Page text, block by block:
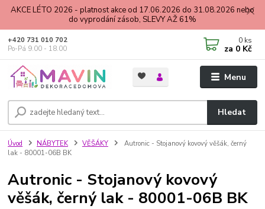
AKCE LÉTO 2026 - platnost akce od 17.06.2026 do 31.08.2026 nebo
do vyprodání zásob, SLEVY AŽ 61%
Menu
Hledat
+420 731 010 702
Po-Pá 9.00 - 18.00
0 ks
za 0 Kč
Úvod NÁBYTEK VĚŠÁKY
Autronic - Stojanový kovový věšák, černý
lak - 80001-06B BK
Autronic - Stojanový kovový
věšák, černý lak - 80001-06B BK